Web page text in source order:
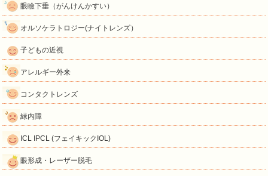
眼瞼下垂（がんけんかすい）
オルソケラトロジー(ナイトレンズ）
子どもの近視
アレルギー外来
コンタクトレンズ
緑内障
ICL IPCL (フェイキックIOL)
眼形成・レーザー脱毛